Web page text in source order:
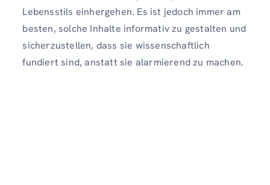
Lebensstils einhergehen. Es ist jedoch immer am
besten, solche Inhalte informativ zu gestalten und
sicherzustellen, dass sie wissenschaftlich
fundiert sind, anstatt sie alarmierend zu machen.